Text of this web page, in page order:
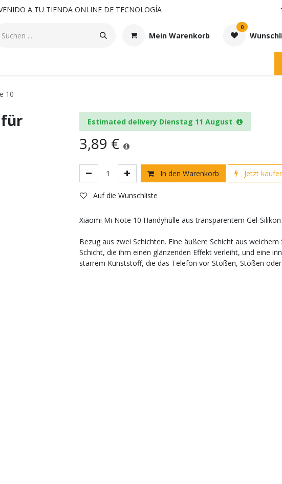
A TU TIENDA ONLINE DE TECNOLOGÍA
Mein Warenkorb
0
10
Estimated delivery Dienstag 11 August
3,89 €
In den Warenkorb Jetzt
Auf die Wunschliste
Xiaomi Mi Note 10 Handyhülle aus transparentem Gel-Silikon
Bezug aus zwei Schichten. Eine äußere Schicht aus
Schicht, die ihm einen glänzenden Effekt verleiht, und eine
starrem Kunststoff, die das Telefon vor Stößen, Stößen